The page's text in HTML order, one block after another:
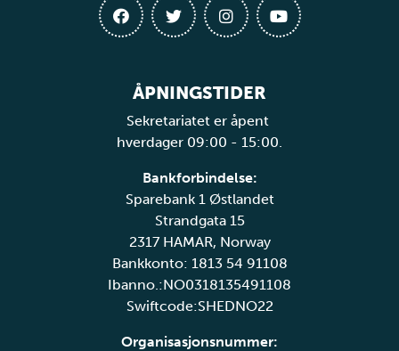
ÅPNINGSTIDER
Sekretariatet er åpent
hverdager 09:00 - 15:00.
Bankforbindelse:
Sparebank 1 Østlandet
Strandgata 15
2317 HAMAR, Norway
Bankkonto: 1813 54 91108
Ibanno.:NO0318135491108
Swiftcode:SHEDNO22
Organisasjonsnummer: